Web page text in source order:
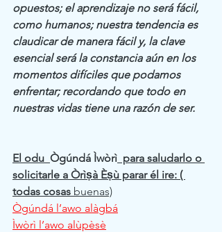
opuestos; el aprendizaje no será fácil,
como humanos; nuestra tendencia es
claudicar de manera fácil y, la clave
esencial será la constancia aún en los
momentos difíciles que podamos
enfrentar; recordando que todo en
nuestras vidas tiene una razón de ser.
El odu Ògúndá Ìwòrì
  para saludarlo o
solicitarle a Òrìṣà Èṣù parar él ire: (
todas cosas buenas)
Ògúndá l’awo alàgbá
Ìwòrì l’awo alùpèsè